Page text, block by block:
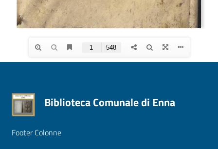
Biblioteca Comunale di Enna
Footer Colonne